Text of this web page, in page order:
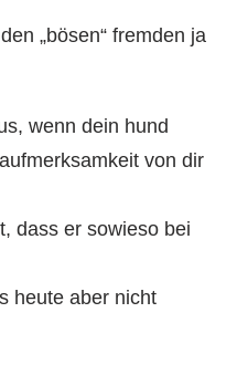
„bösen“ fremden ja
wenn dein hund
von dir
dass er sowieso bei
heute aber nicht